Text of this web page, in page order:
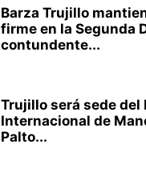
Barza Trujillo
firme en la Segunda
contundente...
Trujillo será sede del
Internacional de
Palto...